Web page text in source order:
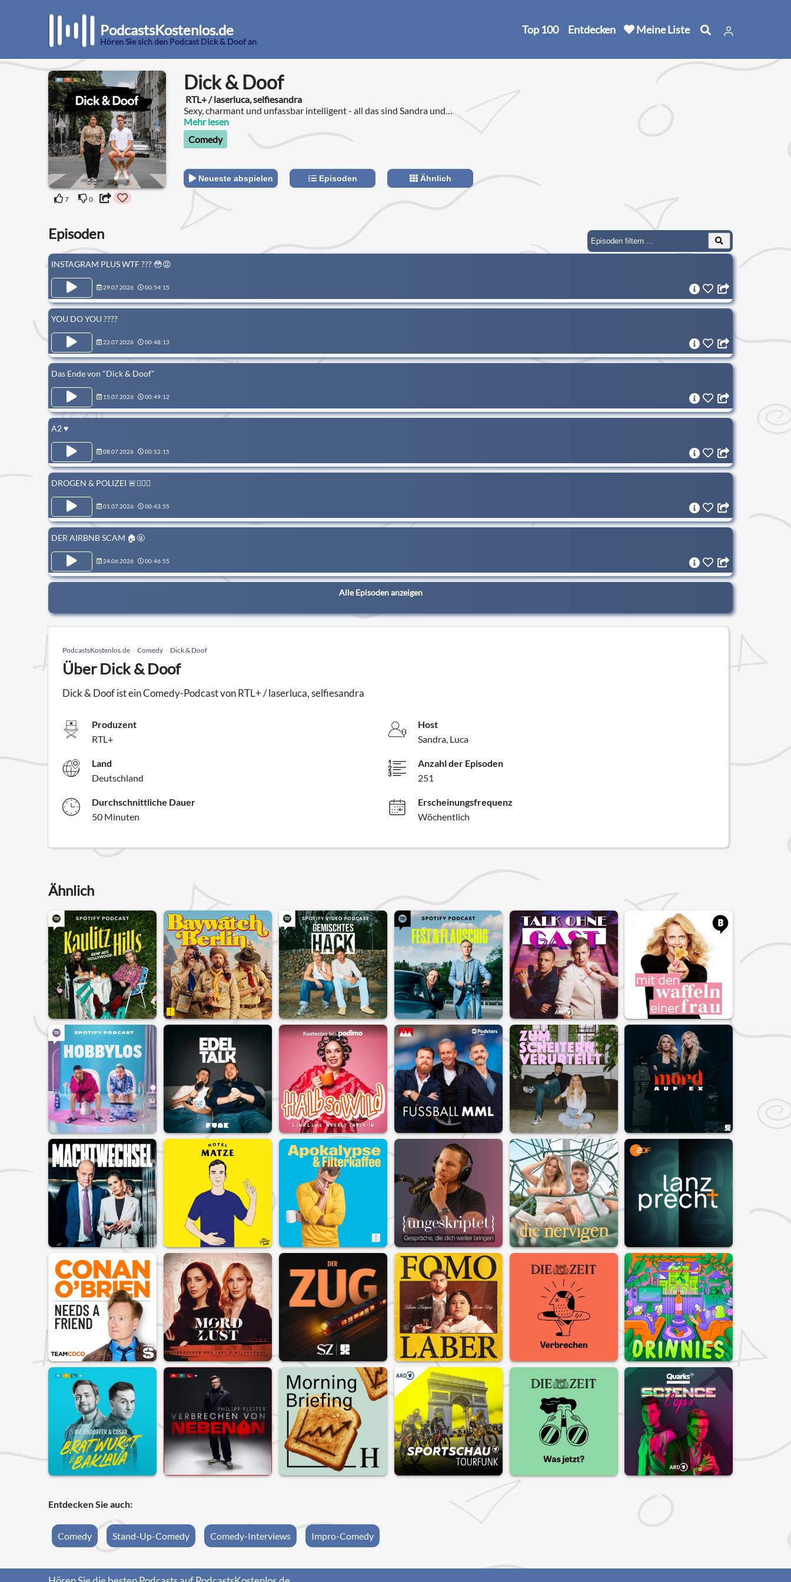
PodcastsKostenlos.de
Hören Sie sich den Podcast Dick & Doof an
Top 100 Entdecken Meine Liste
7 0
Dick & Doof
RTL+ / laserluca, selfiesandra
Sexy, charmant und unfassbar intelligent - all das sind Sandra und
Luca nicht.
Mehr lesen
Comedy
Neueste abspielen Episoden Ähnlich
Episoden
INSTAGRAM PLUS WTF ??? 😳😡
29.07.2026 00:54:15
YOU DO YOU ????
22.07.2026 00:48:13
Das Ende von "Dick & Doof"
15.07.2026 00:49:12
A2 ♥️
08.07.2026 00:52:15
DROGEN & POLIZEI 🚨👮🏼‍♂️
01.07.2026 00:43:55
DER AIRBNB SCAM 🏠🤬
24.06.2026 00:46:55
Alle Episoden anzeigen
PodcastsKostenlos.de Comedy Dick & Doof
Über Dick & Doof
Dick & Doof ist ein Comedy-Podcast von RTL+ / laserluca, selfiesandra
Produzent
RTL+
Host
Sandra, Luca
Land
Deutschland
Anzahl der Episoden
251
Durchschnittliche Dauer
50 Minuten
Erscheinungsfrequenz
Wöchentlich
Ähnlich
Entdecken Sie auch:
Comedy Stand-Up-Comedy Comedy-Interviews Impro-Comedy